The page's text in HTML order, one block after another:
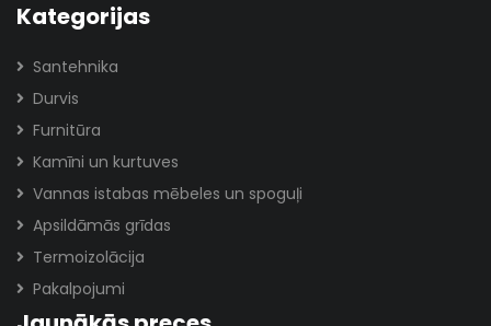
Kategorijas
Santehnika
Durvis
Furnitūra
Kamīni un kurtuves
Vannas istabas mēbeles un spoguļi
Apsildāmās grīdas
Termoizolācija
Pakalpojumi